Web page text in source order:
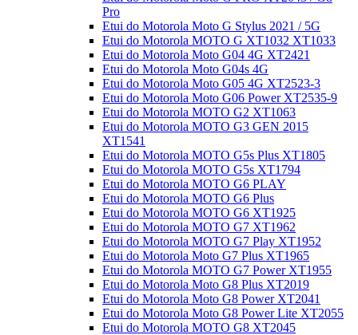
Pro
Etui do Motorola Moto G Stylus 2021 / 5G
Etui do Motorola MOTO G XT1032 XT1033
Etui do Motorola Moto G04 4G XT2421
Etui do Motorola Moto G04s 4G
Etui do Motorola Moto G05 4G XT2523-3
Etui do Motorola Moto G06 Power XT2535-9
Etui do Motorola MOTO G2 XT1063
Etui do Motorola MOTO G3 GEN 2015
XT1541
Etui do Motorola MOTO G5s Plus XT1805
Etui do Motorola MOTO G5s XT1794
Etui do Motorola MOTO G6 PLAY
Etui do Motorola MOTO G6 Plus
Etui do Motorola MOTO G6 XT1925
Etui do Motorola MOTO G7 XT1962
Etui do Motorola MOTO G7 Play XT1952
Etui do Motorola Moto G7 Plus XT1965
Etui do Motorola MOTO G7 Power XT1955
Etui do Motorola Moto G8 Plus XT2019
Etui do Motorola Moto G8 Power XT2041
Etui do Motorola Moto G8 Power Lite XT2055
Etui do Motorola MOTO G8 XT2045